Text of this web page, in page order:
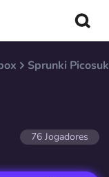
Sprunki
76 Jogadores